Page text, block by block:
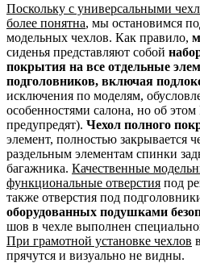
Поскольку с универсальными
более понятна, мы остановимся
модельных чехлов. Как правило,
сиденья представляют собой
покрытия на все отдельные
подголовников, включая
исключения по моделям,
особенностями салона, но об этом
предупредят). Чехол полного
элемент, полностью закрывается
раздельным элементам спинки
багажника. Качественные
функциональные отверстия под
также отверстия под
оборудованных подушками
шов в чехле выполнен
При грамотной установке чехлов
прячутся и визуально не видны.